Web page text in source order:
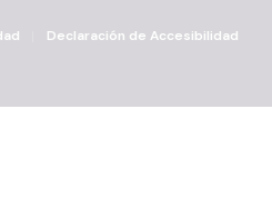
Declaración de Accesibilidad